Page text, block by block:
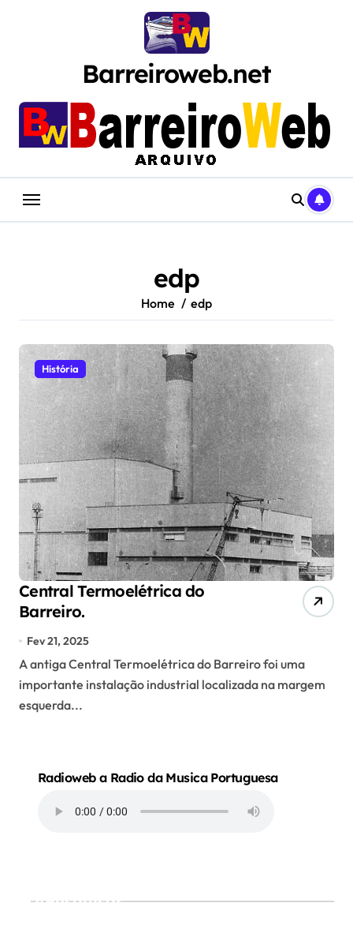
Barreiroweb.net
edp
Home edp
História
Central Termoelétrica do
Barreiro.
Fev 21, 2025
A antiga Central Termoelétrica do Barreiro foi uma
importante instalação industrial localizada na margem
esquerda...
Radioweb a Radio da Musica Portuguesa
Pesquisar